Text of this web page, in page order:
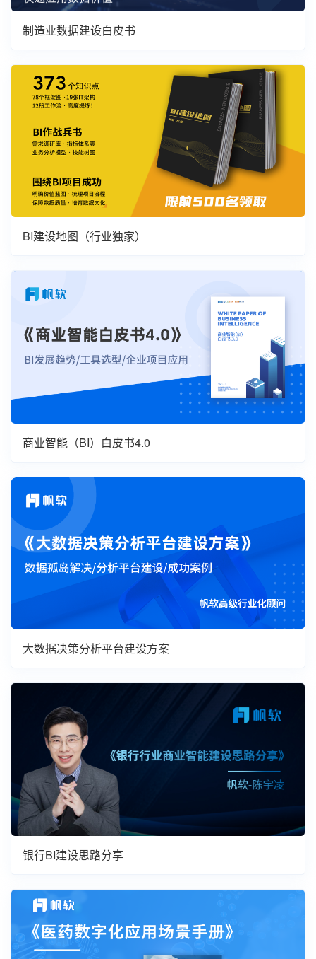
制造业数据建设白皮书
BI建设地图（行业独家）
商业智能（BI）白皮书4.0
大数据决策分析平台建设方案
银行BI建设思路分享